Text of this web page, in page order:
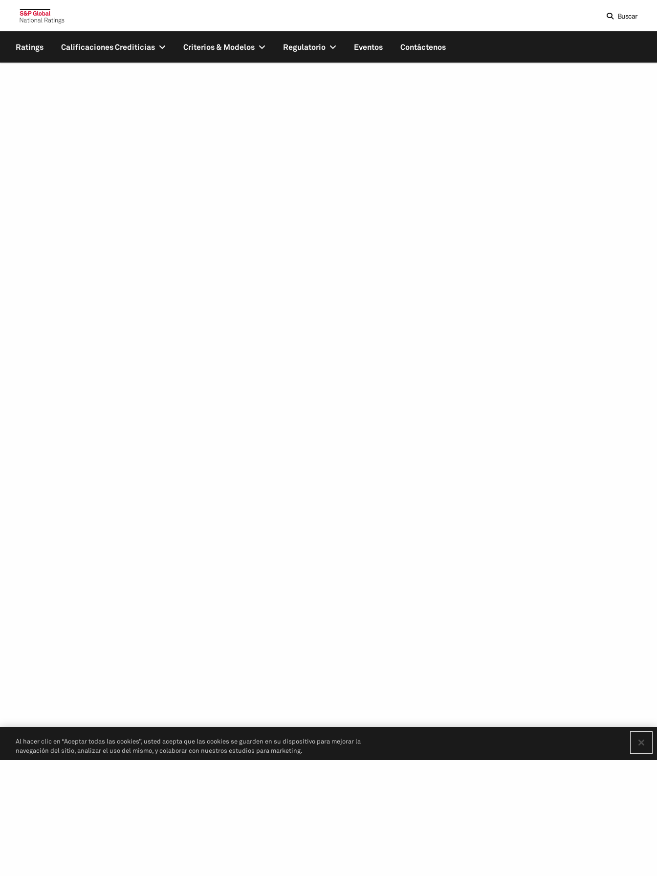
Buscar
Ratings Calificaciones Crediticias Criterios & Modelos Regulatorio Eventos Contáctenos
Al hacer clic en “Aceptar todas las cookies”, usted acepta que las cookies se guarden en su dispositivo para mejorar la
navegación del sitio, analizar el uso del mismo, y colaborar con nuestros estudios para marketing.